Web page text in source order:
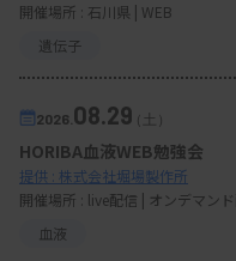
開催場所 : 石川県 | WEB
遺伝子
2026. 08.29（土）
HORIBA血液WEB勉強会
提供 : 株式会社堀場製作所
開催場所 : live配信 | オンデマン
血液